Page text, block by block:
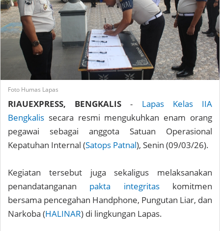
Foto Humas Lapas
RIAUEXPRESS, BENGKALIS - Lapas Kelas IIA
Bengkalis secara resmi mengukuhkan enam orang
pegawai sebagai anggota Satuan Operasional
Kepatuhan Internal (Satops Patnal), Senin (09/03/26).
Kegiatan tersebut juga sekaligus melaksanakan
penandatanganan pakta integritaskomitmen
bersama pencegahan Handphone, Pungutan Liar, dan
Narkoba (HALINAR) di lingkungan Lapas.